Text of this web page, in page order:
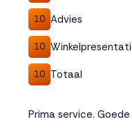
10 Advies
10
10 Totaal
Prima service.